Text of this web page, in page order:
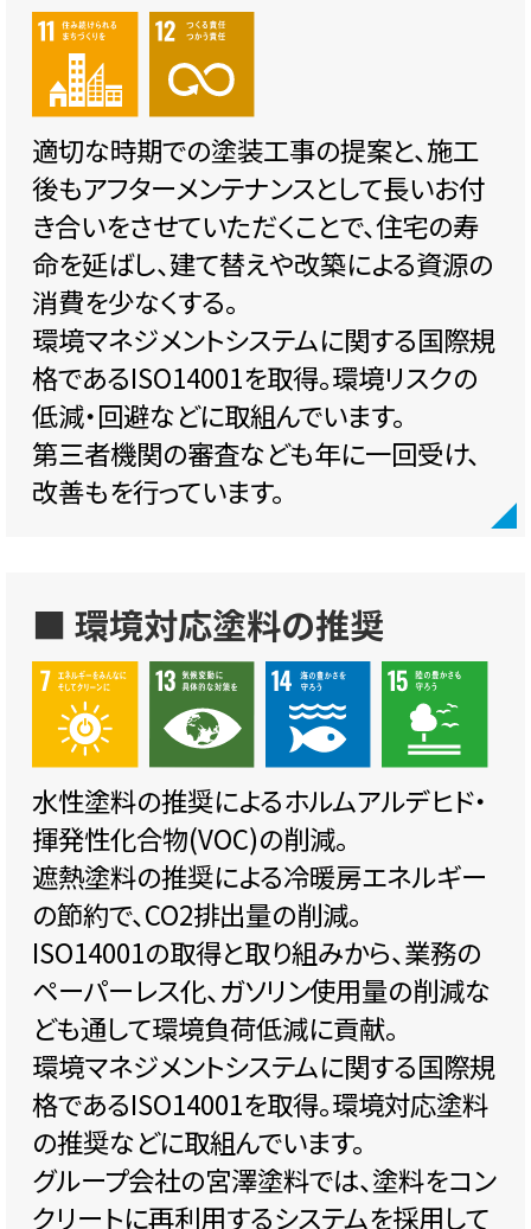
適切な時期での塗装工事の提案と、施工
後もアフターメンテナンスとして長いお付
き合いをさせていただくことで、住宅の寿
命を延ばし、建て替えや改築による資源の
消費を少なくする。
環境マネジメントシステムに関する国際規
格であるISO14001を取得。環境リスクの
低減・回避などに取組んでいます。
第三者機関の審査なども年に一回受け、
改善もを行っています。
■ 環境対応塗料の推奨
水性塗料の推奨によるホルムアルデヒド・
揮発性化合物(VOC)の削減。
遮熱塗料の推奨による冷暖房エネルギー
の節約で、CO2排出量の削減。
ISO14001の取得と取り組みから、業務の
ペーパーレス化、ガソリン使用量の削減な
ども通して環境負荷低減に貢献。
環境マネジメントシステムに関する国際規
格であるISO14001を取得。環境対応塗料
の推奨などに取組んでいます。
グループ会社の宮澤塗料では、塗料をコン
クリートに再利用するシステムを採用して